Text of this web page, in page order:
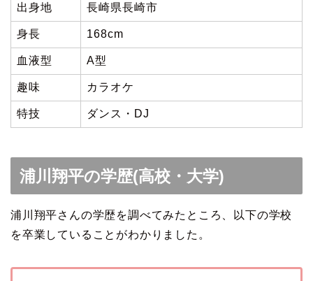
出身地 長崎県長崎市
身長 168cm
血液型 A型
趣味 カラオケ
特技 ダンス・DJ
浦川翔平の学歴(高校・大学)
浦川翔平さんの学歴を調べてみたところ、以下の学校
を卒業していることがわかりました。